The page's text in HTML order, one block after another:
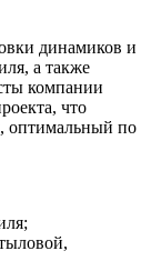
динамиков и
а также
компании
что
оптимальный по